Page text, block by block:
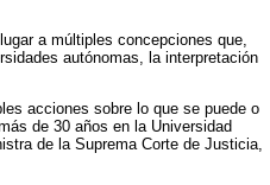
a múltiples concepciones que,
autónomas, la interpretación
acciones sobre lo que se puede o
de 30 años en la Universidad
de la Suprema Corte de Justicia,